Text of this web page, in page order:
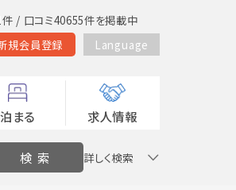
件 / 口コミ40655件を掲載中
規会員登録 Language
泊まる 求人情報
詳しく検索